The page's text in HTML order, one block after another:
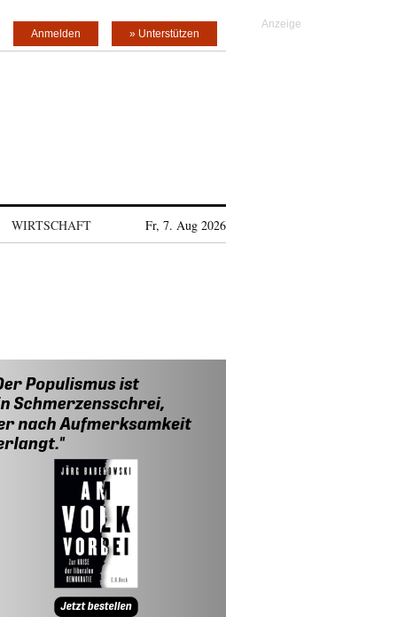
» Unterstützen
Anmelden
WIRTSCHAFT Fr, 7. Aug 2026